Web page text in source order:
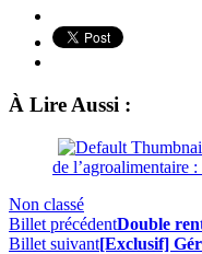
À Lire Aussi :
de l’agroalimentaire
Non classé
Billet précédentDouble
Billet suivant[Exclusif]